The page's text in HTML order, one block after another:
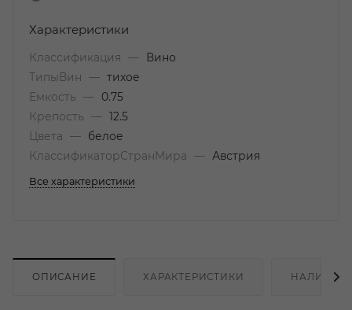
Характеристики
Классификация —
Вино
ТипыВин
— тихое
Емкость
—
0.75
Крепость
— 12.5
Цвета
—
белое
КлассификаторСтранМира
— Австрия
Все характеристики
ОПИСАНИЕ ХАРАКТЕРИСТИКИ НАЛИЧИЕ